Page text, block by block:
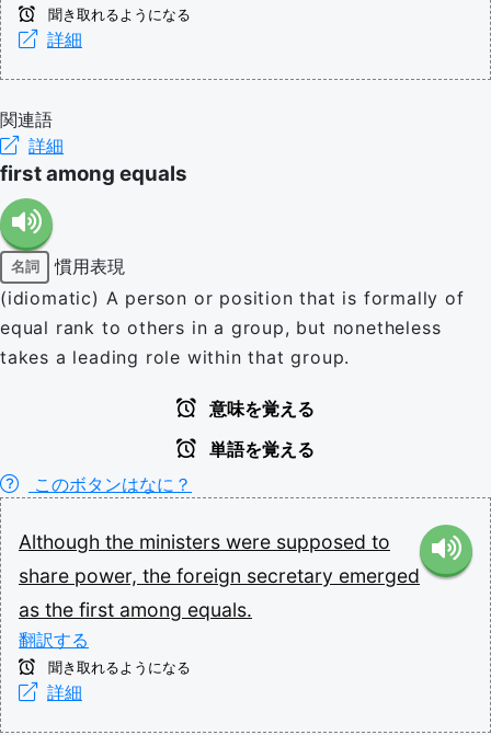
聞き取れるようになる
詳細
関連語
詳細
first among equals
名詞
慣用表現
(idiomatic) A person or position that is formally of
equal rank to others in a group, but nonetheless
takes a leading role within that group.
意味を覚える
単語を覚える
このボタンはなに？
Although the ministers were supposed to
share power, the foreign secretary emerged
as the first among equals.
翻訳する
聞き取れるようになる
詳細